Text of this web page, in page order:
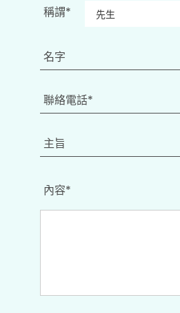
稱謂*
內容*